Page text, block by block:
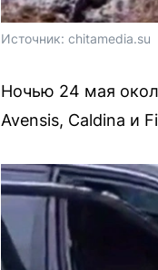
Источник: chitamedia.su
Ночью 24 мая
Avensis, Caldina и